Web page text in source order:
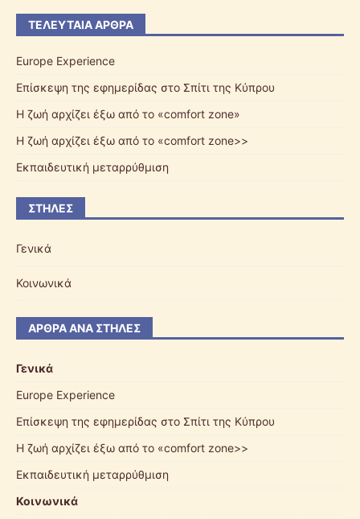
ΤΕΛΕΥΤΑΊΑ ΆΡΘΡΑ
Europe Experience
Επίσκεψη της εφημερίδας στο Σπίτι της Κύπρου
Η ζωή αρχίζει έξω από το «comfort zone»
Η ζωή αρχίζει έξω από το «comfort zone>>
Εκπαιδευτική μεταρρύθμιση
ΣΤΉΛΕΣ
Γενικά
Κοινωνικά
ΆΡΘΡΑ ΑΝΆ ΣΤΉΛΕΣ
Γενικά
Europe Experience
Επίσκεψη της εφημερίδας στο Σπίτι της Κύπρου
Η ζωή αρχίζει έξω από το «comfort zone>>
Εκπαιδευτική μεταρρύθμιση
Κοινωνικά